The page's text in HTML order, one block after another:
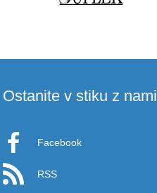
Ostanite v stiku z nami
Facebook
RSS